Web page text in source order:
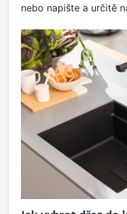
nebo napište a určitě